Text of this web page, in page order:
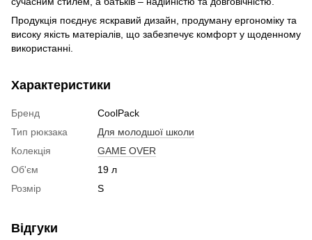
Продукція поєднує яскравий дизайн, продуману ергономіку та
високу якість матеріалів, що забезпечує комфорт у щоденному
використанні.
Характеристики
Бренд
CoolPack
Тип рюкзака
Для молодшої школи
Колекція
GAME OVER
Об'єм
19 л
Розмір
S
Відгуки